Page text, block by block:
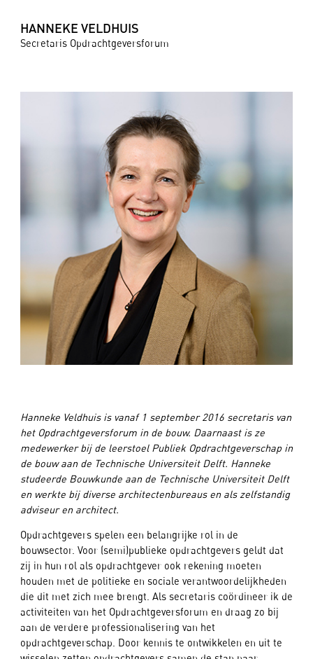
HANNEKE VELDHUIS
Secretaris Opdrachtgeversforum
Hanneke Veldhuis is vanaf 1 september 2016 secretaris van
het Opdrachtgeversforum in de bouw. Daarnaast is ze
medewerker bij de leerstoel Publiek Opdrachtgeverschap in
de bouw aan de Technische Universiteit Delft. Hanneke
studeerde Bouwkunde aan de Technische Universiteit Delft
en werkte bij diverse architectenbureaus en als zelfstandig
adviseur en architect.
Opdrachtgevers spelen een belangrijke rol in de
bouwsector. Voor (semi)publieke opdrachtgevers geldt dat
zij in hun rol als opdrachtgever ook rekening moeten
houden met de politieke en sociale verantwoordelijkheden
die dit met zich mee brengt. Als secretaris coördineer ik de
activiteiten van het Opdrachtgeversforum en draag zo bij
aan de verdere professionalisering van het
opdrachtgeverschap. Door kennis te ontwikkelen en uit te